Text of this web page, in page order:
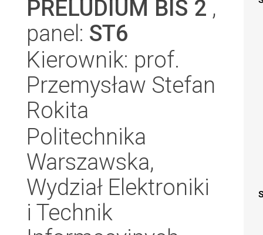
PRELUDIUM BIS 2 ,
panel: ST6
Kierownik: prof.
Przemysław Stefan
Rokita
Politechnika
Warszawska,
Wydział Elektroniki
i Technik